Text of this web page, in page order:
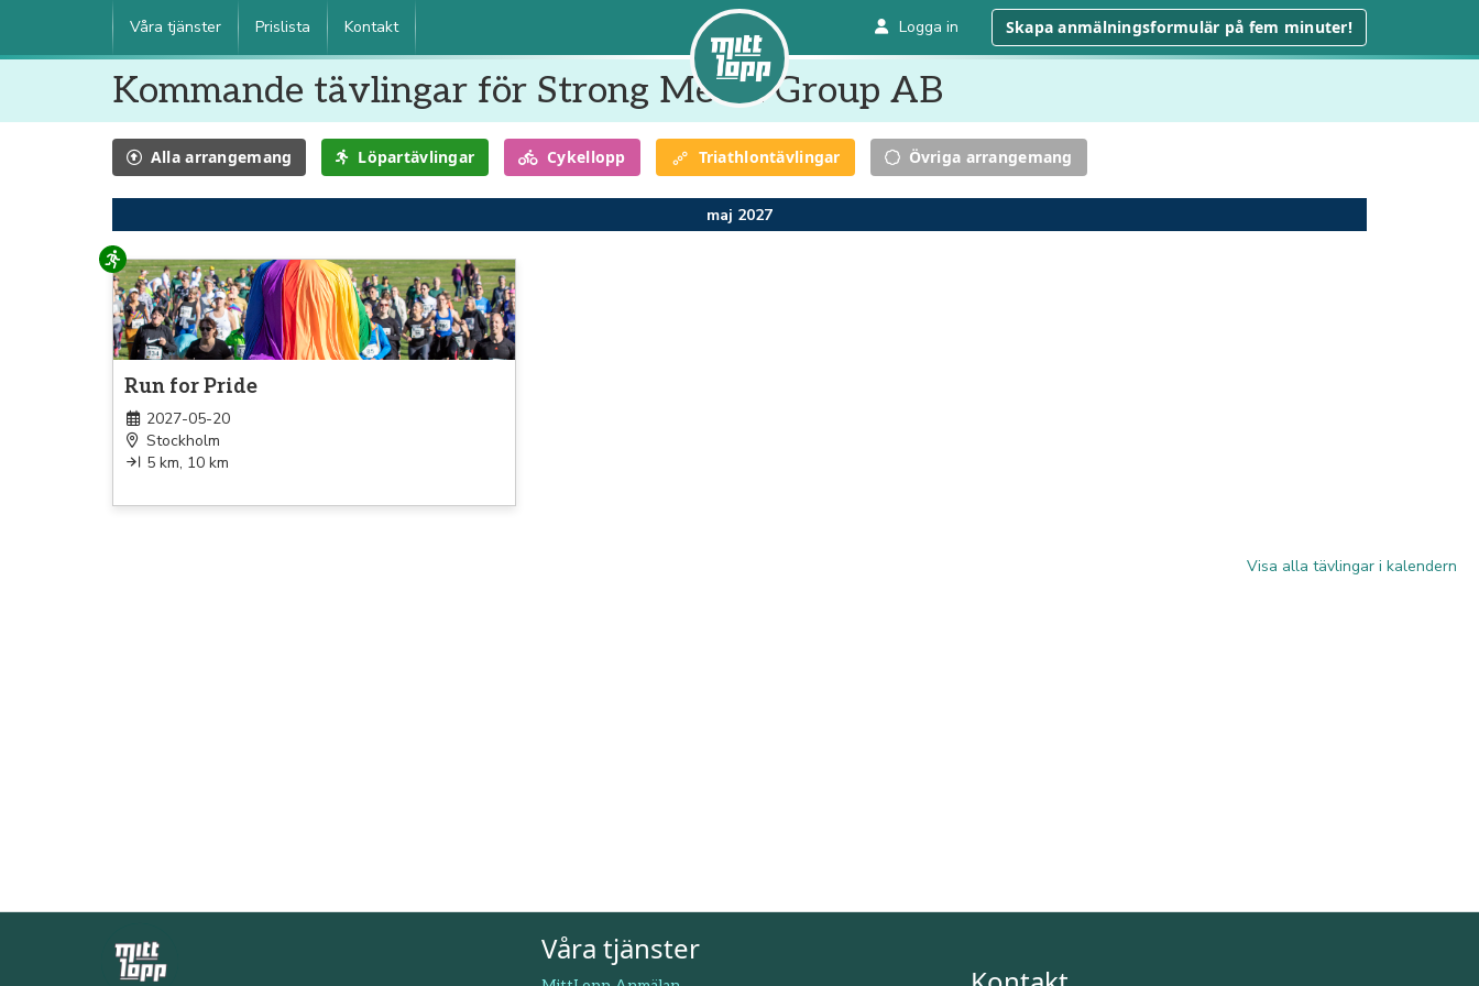
Våra tjänster Prislista Kontakt Logga in Skapa anmälningsformulär på fem minuter!
Kommande tävlingar för Strong Media Group AB
Alla arrangemang Löpartävlingar Cykellopp Triathlontävlingar Övriga arrangemang
maj 2027
Löpning
Run for Pride
2027-05-20
Stockholm
5 km, 10 km
Visa alla tävlingar i kalendern
Våra tjänster